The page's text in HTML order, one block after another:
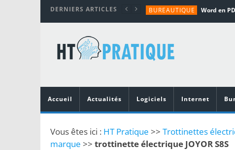
DERNIERS ARTICLES BUREAUTIQUE
TUTORIALS
MATÉRIEL
Accueil
Actualités Logiciels Internet
Vous êtes ici : HT Pratique >> Trottinettes
marque >> trottinette électrique JOYOR S8S